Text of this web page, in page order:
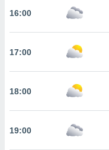
aceptar
de
sitio
16:00
17:00
18:00
19:00